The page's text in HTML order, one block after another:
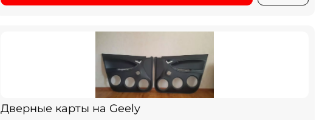
Дверные карты на Geely